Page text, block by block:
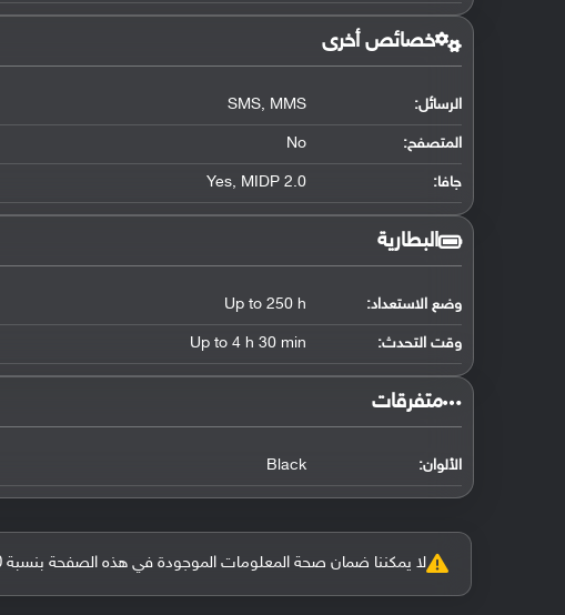
خصائص أخرى
الرسائل: SMS, MMS
المتصفح: No
جافا: Yes, MIDP 2.0
البطارية
وضع الاستعداد: Up to 250 h
وقت التحدث: Up to 4 h 30 min
‏متفرقات‏
الألوان: Black
لا يمكننا ضمان صحة المعلومات الموجودة في هذه الصفحة بنسبة 100%، وفي حالة وجود خطأ يُرجى